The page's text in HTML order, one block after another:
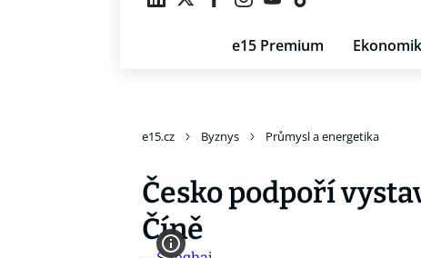
e15 Premium
e15.cz Byznys Průmysl a energetika
Česko podpoří
Číně